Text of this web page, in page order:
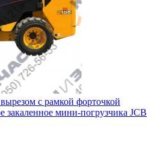
с рамкой форточкой
закаленное мини-погрузчика JCB